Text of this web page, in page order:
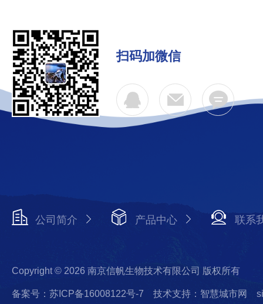
扫码加微信
公司简介 产品中心 联系
Copyright © 2026 南京信帆生物技术有限公司 版权所有
备案号：苏ICP备16008122号-7 技术支持：智慧城市网